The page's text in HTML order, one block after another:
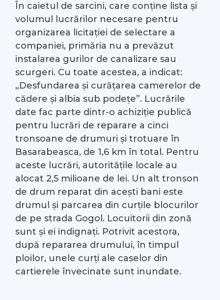
În caietul de sarcini, care conține lista și
volumul lucrărilor necesare pentru
organizarea licitației de selectare a
companiei, primăria nu a prevăzut
instalarea gurilor de canalizare sau
scurgeri. Cu toate acestea, a indicat:
„Desfundarea și curățarea camerelor de
cădere și albia sub podețe”. Lucrările
date fac parte dintr-o achiziție publică
pentru lucrări de reparare a cinci
tronsoane de drumuri și trotuare în
Basarabeasca, de 1,6 km în total. Pentru
aceste lucrări, autoritățile locale au
alocat 2,5 milioane de lei. Un alt tronson
de drum reparat din acești bani este
drumul și parcarea din curțile blocurilor
de pe strada Gogol. Locuitorii din zonă
sunt și ei indignați. Potrivit acestora,
după repararea drumului, în timpul
ploilor, unele curți ale caselor din
cartierele învecinate sunt inundate.